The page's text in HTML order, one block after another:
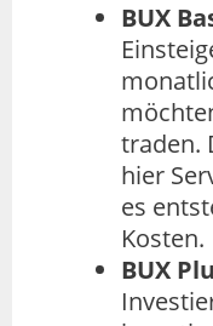
BUX
traden.
hier
es
Kosten.
BUX